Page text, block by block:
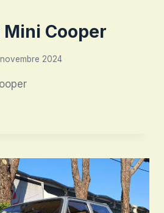
Cooper
novembre 2024